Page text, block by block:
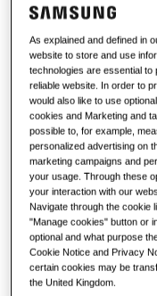
Хотели
Малопродажен
Ресторан
Канцеларија
Одржливост
Решенија за
РЕШЕНИЈА ЗА
Решенија за
Контроли
Ѕвезди меѓу
За Samsung
As explained and defined in
website to store and use
technologies are essential to
reliable website. In order to
would also like to use
cookies and Marketing and
possible to, for example,
personalized advertising on
marketing campaigns and
your usage. Through these
your interaction with our
Navigate through the cookie
"Manage cookies" button or
optional and what purpose
Cookie Notice and Privacy
certain cookies may be
the United Kingdom.